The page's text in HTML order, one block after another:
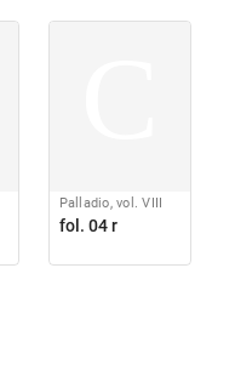
Palladio, vol. VIII
fol. 04 r